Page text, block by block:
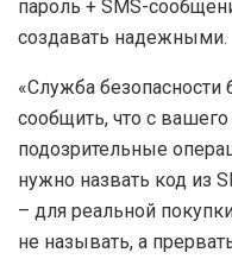
пароль + SMS-
создавать надежными.
«Служба
сообщить, что с
подозрительные
нужно назвать код из
– для реальной
не называть, а